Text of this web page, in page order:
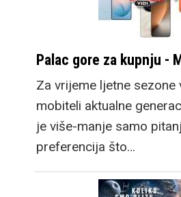
Palac gore za kupnju -
Za vrijeme ljetne sezone
mobiteli aktualne
je više-manje samo
preferencija što…